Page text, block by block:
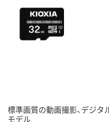
標準画質の動画撮影、デジタ
モデル